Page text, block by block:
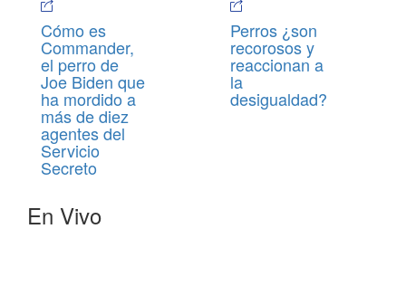
Cómo es
Commander,
el perro de
Joe Biden que
ha mordido a
más de diez
agentes del
Servicio
Secreto
Perros ¿son
recorosos y
reaccionan a
la
desigualdad?
En Vivo